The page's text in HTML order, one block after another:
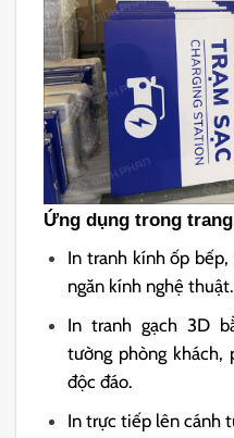
Ứng dụng trong
In tranh kính ốp
ngăn kính nghệ thuật.
In tranh gạch 3D
tường phòng
độc đáo.
In trực tiếp lên cánh